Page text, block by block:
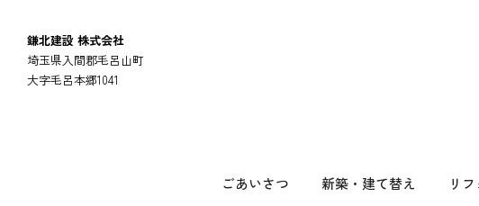
鎌北建設 株式会社
埼玉県入間郡毛呂山町
大字毛呂本郷1041
ごあいさつ 新築・建て替え リ